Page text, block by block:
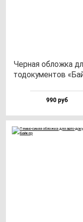
Чер­ная об­лож­ка
то­до­ку­мен­тов
990 руб